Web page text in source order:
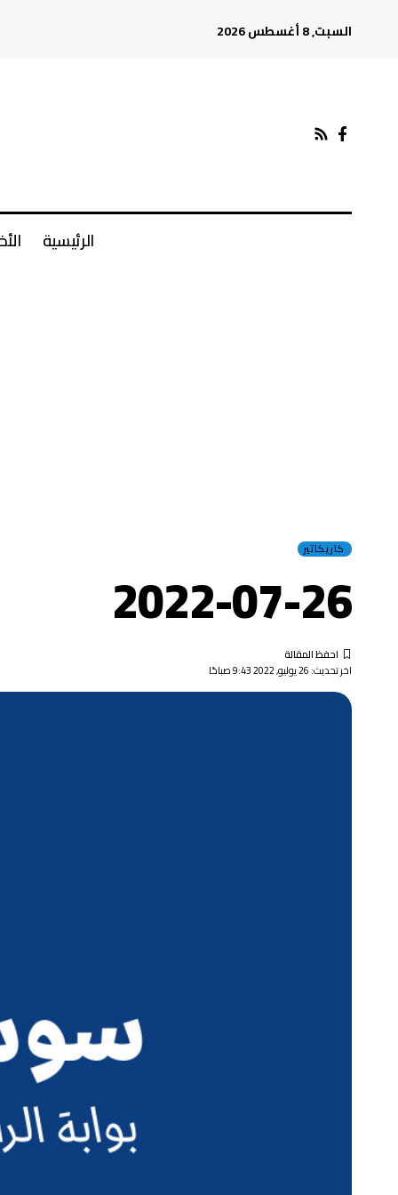
السبت, 8 أغسطس 2026
الرئيسية
كاريكاتير
2022-07-26
اخر تحديث: 26 يوليو, 2022 9:43 صباحًا